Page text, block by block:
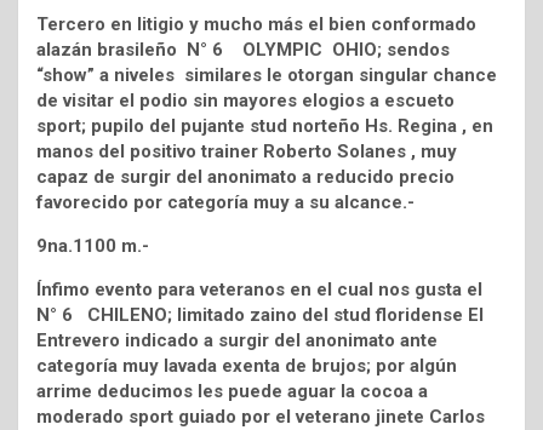
Tercero en litigio y mucho más el bien conformado
alazán brasileño N° 6 OLYMPIC OHIO; sendos
“show” a niveles similares le otorgan singular chance
de visitar el podio sin mayores elogios a escueto
sport; pupilo del pujante stud norteño Hs. Regina , en
manos del positivo trainer Roberto Solanes , muy
capaz de surgir del anonimato a reducido precio
favorecido por categoría muy a su alcance.-
9na.1100 m.-
Ínfimo evento para veteranos en el cual nos gusta el
N° 6 CHILENO; limitado zaino del stud floridense El
Entrevero indicado a surgir del anonimato ante
categoría muy lavada exenta de brujos; por algún
arrime deducimos les puede aguar la cocoa a
moderado sport guiado por el veterano jinete Carlos